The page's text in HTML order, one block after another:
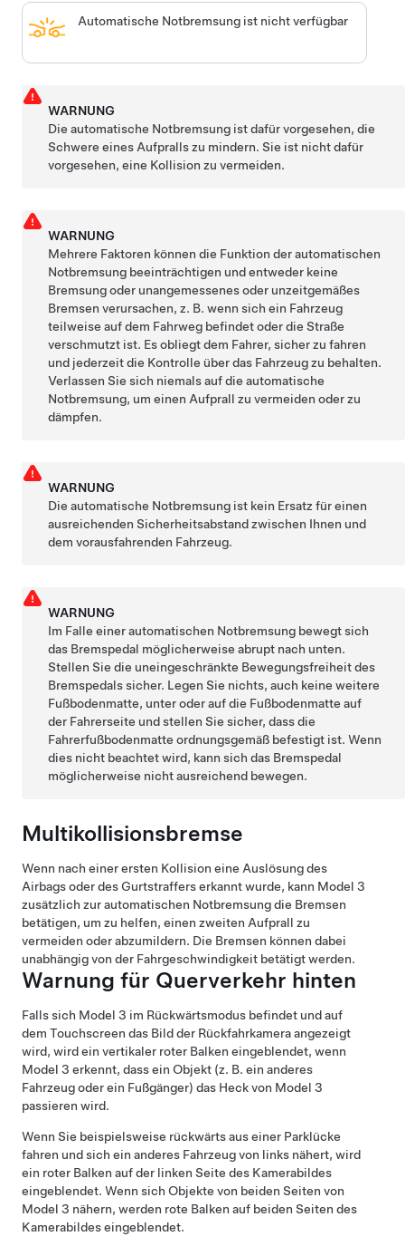
Automatische Notbremsung ist nicht verfügbar
WARNUNG
Die automatische Notbremsung ist dafür vorgesehen, die
Schwere eines Aufpralls zu mindern. Sie ist nicht dafür
vorgesehen, eine Kollision zu vermeiden.
WARNUNG
Mehrere Faktoren können die Funktion der automatischen
Notbremsung beeinträchtigen und entweder keine
Bremsung oder unangemessenes oder unzeitgemäßes
Bremsen verursachen, z. B. wenn sich ein Fahrzeug
teilweise auf dem Fahrweg befindet oder die Straße
verschmutzt ist. Es obliegt dem Fahrer, sicher zu fahren
und jederzeit die Kontrolle über das Fahrzeug zu behalten.
Verlassen Sie sich niemals auf die automatische
Notbremsung, um einen Aufprall zu vermeiden oder zu
dämpfen.
WARNUNG
Die automatische Notbremsung ist kein Ersatz für einen
ausreichenden Sicherheitsabstand zwischen Ihnen und
dem vorausfahrenden Fahrzeug.
WARNUNG
Im Falle einer automatischen Notbremsung bewegt sich
das Bremspedal möglicherweise abrupt nach unten.
Stellen Sie die uneingeschränkte Bewegungsfreiheit des
Bremspedals sicher. Legen Sie nichts, auch keine weitere
Fußbodenmatte, unter oder auf die Fußbodenmatte auf
der Fahrerseite und stellen Sie sicher, dass die
Fahrerfußbodenmatte ordnungsgemäß befestigt ist. Wenn
dies nicht beachtet wird, kann sich das Bremspedal
möglicherweise nicht ausreichend bewegen.
Multikollisionsbremse
Wenn nach einer ersten Kollision eine Auslösung des
Airbags oder des Gurtstraffers erkannt wurde, kann Model 3
zusätzlich zur automatischen Notbremsung die Bremsen
betätigen, um zu helfen, einen zweiten Aufprall zu
vermeiden oder abzumildern. Die Bremsen können dabei
unabhängig von der Fahrgeschwindigkeit betätigt werden.
Warnung für Querverkehr hinten
Falls sich Model 3 im Rückwärtsmodus befindet und auf
dem Touchscreen das Bild der Rückfahrkamera angezeigt
wird, wird ein vertikaler roter Balken eingeblendet, wenn
Model 3 erkennt, dass ein Objekt (z. B. ein anderes
Fahrzeug oder ein Fußgänger) das Heck von Model 3
passieren wird.
Wenn Sie beispielsweise rückwärts aus einer Parklücke
fahren und sich ein anderes Fahrzeug von links nähert, wird
ein roter Balken auf der linken Seite des Kamerabildes
eingeblendet. Wenn sich Objekte von beiden Seiten von
Model 3 nähern, werden rote Balken auf beiden Seiten des
Kamerabildes eingeblendet.